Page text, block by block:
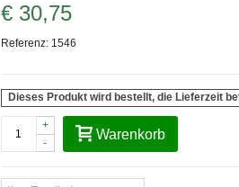
€ 30,75
Referenz: 1546
Dieses Produkt wird bestellt, die Lieferzeit
-
+
Warenkorb